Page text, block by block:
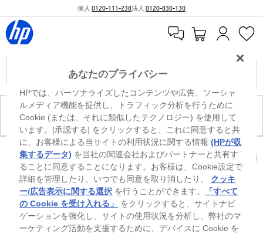
個人 0120-111-238法人 0120-830-130
現在、このカテゴリには商品がありません。
カートを確認
※ Windowsのすべてのエディションまたはバージョンで、すべての機能を使用でき
るわけではありません。Windowsの機能を最大限に活用するには、システムのハ
ードウェア、ドライバー、ソフトウェアのアップグレードおよび/または別途購
入、あるいはBIOSのアップデートが必要になる場合があります。Windowsは自動
的にアップデートされ、有効になります。高速インターネットとMicrosoftアカウ
ントが必要になります。ISPの料金が適用され、今後アップデートの際に要件が追
加される場合があります。http://www.windows.com 外部リンクアイコンをご覧く
ださい。
あなたのプライバシー
HPでは、パーソナライズしたコンテンツや広告、ソーシャ
ルメディア機能を提供し、トラフィック分析を行うために
Cookie (または、それに類似したテクノロジー) を使用して
います。[承認する] をクリックすると、これに同意すると共
に、お客様による当サイトの利用状況に関する情報(HPが収
集するデータ) を当社の関連会社およびパートナーと共有す
ることに同意することになります。お客様は、Cookie設定で
詳細を管理したり、いつでも同意を取り消したり、 クッキ
ー/広告表示に関する選択 を行うことができます。
「すべて
の Cookie を受け入れる」
をクリックすると、サイトナビ
ゲーションを強化し、サイトの使用状況を分析し、弊社のマ
ーケティング活動を支援するために、デバイスに Cookie を